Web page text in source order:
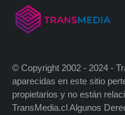
© Copyright 2002 - 2024 -
aparecidas en este sitio
propietarios y no están
TransMedia.cl Algunos